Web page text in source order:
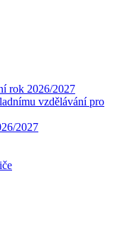
rok 2026/2027
vzdělávání pro
2027